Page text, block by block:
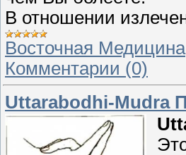
В отношении
Восточная Медицина
Комментарии (0)
Uttarabodhi-Mudra